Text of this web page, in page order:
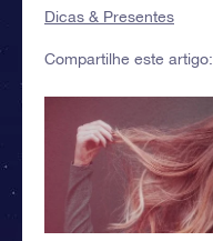
Dicas & Presentes
Compartilhe este artigo: